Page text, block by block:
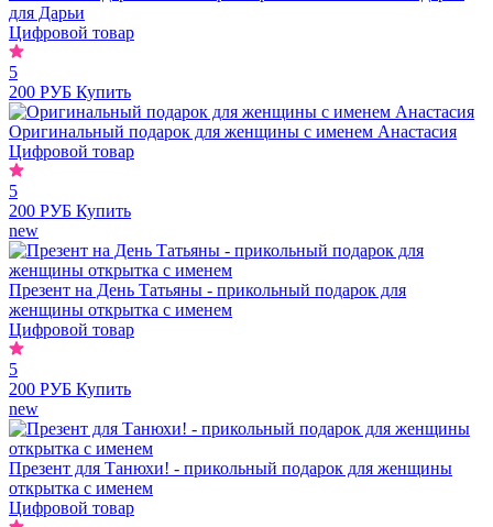
для Дарьи
Цифровой товар
5
200 РУБ Купить
Оригинальный подарок для женщины с именем Анастасия
Цифровой товар
5
200 РУБ Купить
new
Презент на День Татьяны - прикольный подарок для
женщины открытка с именем
Цифровой товар
5
200 РУБ Купить
new
Презент для Танюхи! - прикольный подарок для женщины
открытка с именем
Цифровой товар